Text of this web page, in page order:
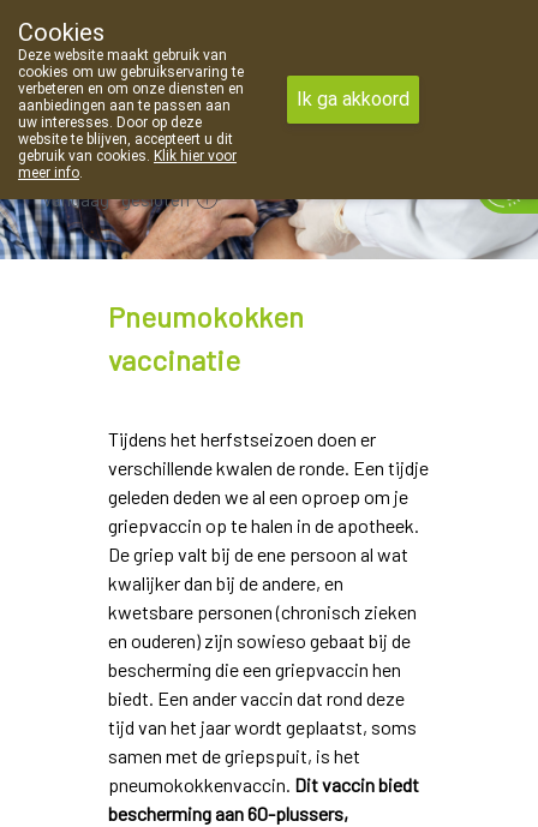
09 373 94 03
Vandaag gesloten
Pneumokokken
vaccinatie
Tijdens het herfstseizoen doen er
verschillende kwalen de ronde. Een tijdje
geleden deden we al een oproep om je
griepvaccin op te halen in de apotheek.
De griep valt bij de ene persoon al wat
kwalijker dan bij de andere, en
kwetsbare personen (chronisch zieken
en ouderen) zijn sowieso gebaat bij de
bescherming die een griepvaccin hen
biedt. Een ander vaccin dat rond deze
tijd van het jaar wordt geplaatst, soms
samen met de griepspuit, is het
pneumokokkenvaccin. Dit vaccin biedt
bescherming aan 60-plussers,
Cookies
Deze website maakt gebruik van
cookies om uw gebruikservaring te
verbeteren en om onze diensten en
aanbiedingen aan te passen aan
uw interesses. Door op deze
website te blijven, accepteert u dit
gebruik van cookies. Klik hier voor
meer info.
Ik ga akkoord